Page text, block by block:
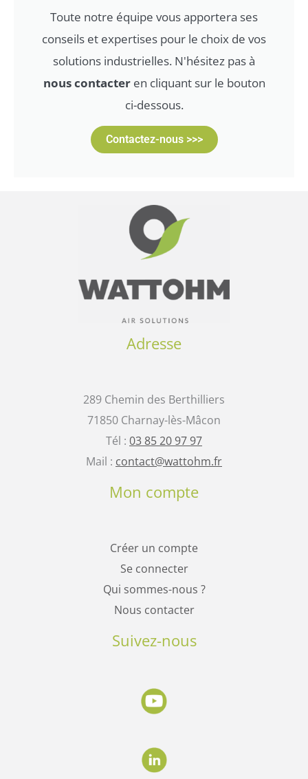
Toute notre équipe vous apportera ses
conseils et expertises pour le choix de vos
solutions industrielles. N'hésitez pas à
nous contacteren cliquant sur le bouton
ci-dessous.
Contactez-nous >>>
Adresse
289 Chemin des Berthilliers
71850 Charnay-lès-Mâcon
Tél : 03 85 20 97 97
Mail : contact@wattohm.fr
Mon compte
Créer un compte
Se connecter
Qui sommes-nous ?
Nous contacter
Suivez-nous